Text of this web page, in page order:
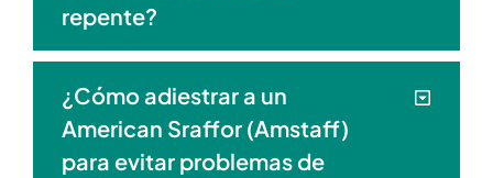
repente?
¿Cómo adiestrar a un
American Sraffor (Amstaff)
para evitar problemas de